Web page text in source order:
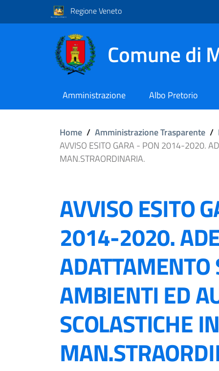
Regione Veneto
Comune di
Amministrazione Albo Pretorio
Home / Amministrazione Trasparente /
AVVISO ESITO GARA - PON 2014-2020.
MAN.STRAORDINARIA.
AVVISO ESITO
2014-2020.
ADATTAMENTO
AMBIENTI ED
SCOLASTICHE